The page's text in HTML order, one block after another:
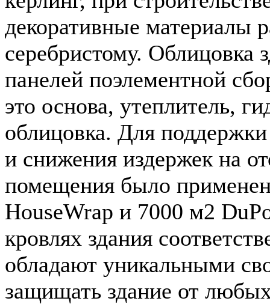
декоративные материалы
серебристому. Облицовка
панелей поэлементной
это основа, утеплитель,
облицовка. Для
и снижения издержек на
помещения было
HouseWrap и 7000 м2
кровлях здания
обладают уникальными
защищать здание от